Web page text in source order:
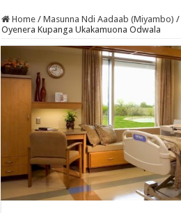
Home / Masunna Ndi Aadaab (Miyambo) /
Oyenera Kupanga Ukakamuona Odwala